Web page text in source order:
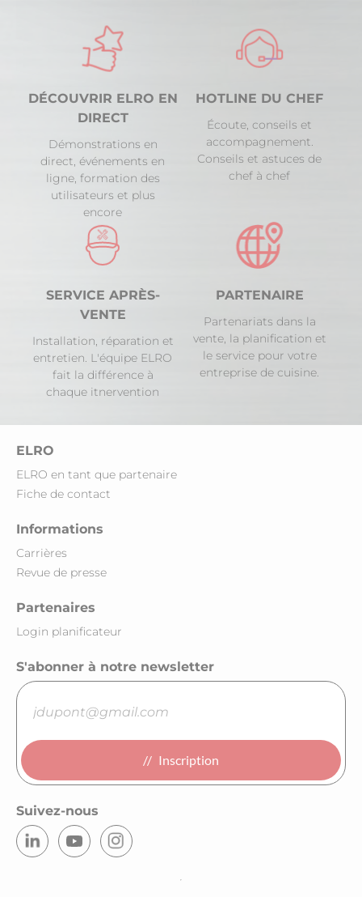
DÉCOUVRIR ELRO EN
DIRECT
Démonstrations en
direct, événements en
ligne, formation des
utilisateurs et plus
encore
HOTLINE DU CHEF
Écoute, conseils et
accompagnement.
Conseils et astuces de
chef à chef
SERVICE APRÈS-
VENTE
Installation, réparation et
entretien. L'équipe ELRO
fait la différence à
chaque itnervention
PARTENAIRE
Partenariats dans la
vente, la planification et
le service pour votre
entreprise de cuisine.
ELRO
ELRO en tant que partenaire
Fiche de contact
Informations
Carrières
Revue de presse
Partenaires
Login planificateur
S'abonner à notre newsletter
Inscription
Suivez-nous